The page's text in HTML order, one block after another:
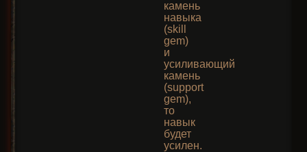
камень
навыка
(skill
gem)
и
усиливающий
камень
(support
gem),
то
навык
будет
усилен.